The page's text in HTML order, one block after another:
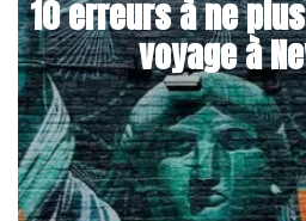
10 erreurs à ne
voyage à